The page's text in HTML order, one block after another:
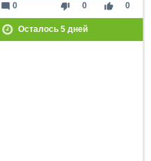
thumb_down 0 thumb_up 0
mode_comment 0
Осталось 5дней